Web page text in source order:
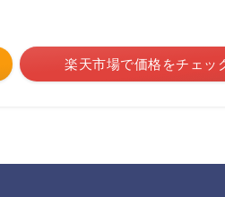
楽天市場で価格をチェッ